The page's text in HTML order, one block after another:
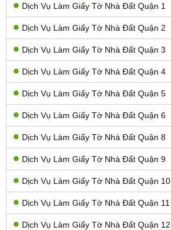
Dịch Vụ Làm Giấy Tờ Nhà Đất Quận 1
Dịch Vụ Làm Giấy Tờ Nhà Đất Quận 2
Dịch Vụ Làm Giấy Tờ Nhà Đất Quận 3
Dịch Vụ Làm Giấy Tờ Nhà Đất Quận 4
Dịch Vụ Làm Giấy Tờ Nhà Đất Quận 5
Dịch Vụ Làm Giấy Tờ Nhà Đất Quận 6
Dịch Vụ Làm Giấy Tờ Nhà Đất Quận 8
Dịch Vụ Làm Giấy Tờ Nhà Đất Quận 9
Dịch Vụ Làm Giấy Tờ Nhà Đất Quận 10
Dịch Vụ Làm Giấy Tờ Nhà Đất Quận 11
Dịch Vụ Làm Giấy Tờ Nhà Đất Quận 12